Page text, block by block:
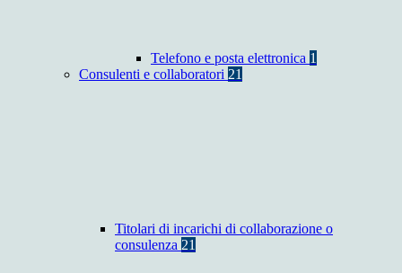
Telefono e posta elettronica 1
Consulenti e collaboratori 21
Titolari di incarichi di collaborazione o
consulenza 21